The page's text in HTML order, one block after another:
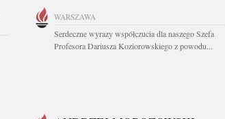
WARSZAWA
Serdeczne wyrazy współczucia dla naszego Szefa
Profesora Dariusza Koziorowskiego z powodu...